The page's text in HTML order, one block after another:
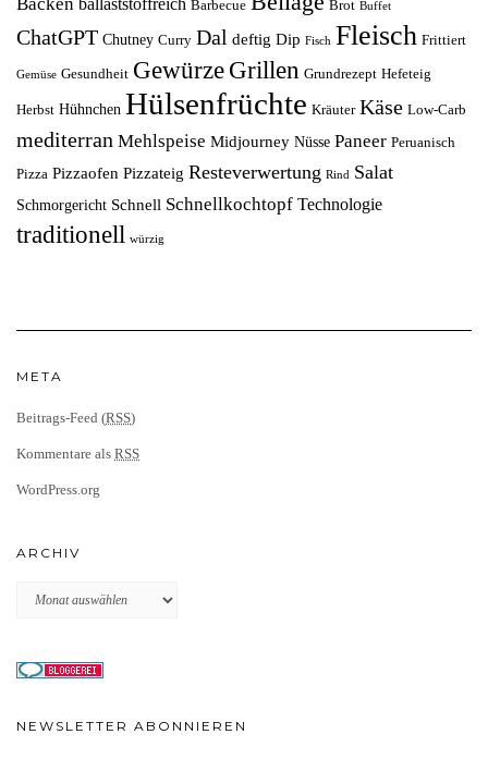
Barbecue Brot Buffet
ChatGPT Chutney Curry Dal deftig Dip Fisch Fleisch Frittiert
Gemüse Gesundheit Gewürze Grillen Grundrezept Hefeteig
Herbst Hühnchen Hülsenfrüchte Kräuter Käse Low-Carb
mediterran Mehlspeise Midjourney Nüsse Paneer Peruanisch
Pizza Pizzaofen Pizzateig Resteverwertung Rind Salat
Schmorgericht Schnell Schnellkochtopf Technologie
traditionell würzig
META
Beitrags-Feed (RSS)
Kommentare als RSS
WordPress.org
ARCHIV
Archiv
NEWSLETTER ABONNIEREN